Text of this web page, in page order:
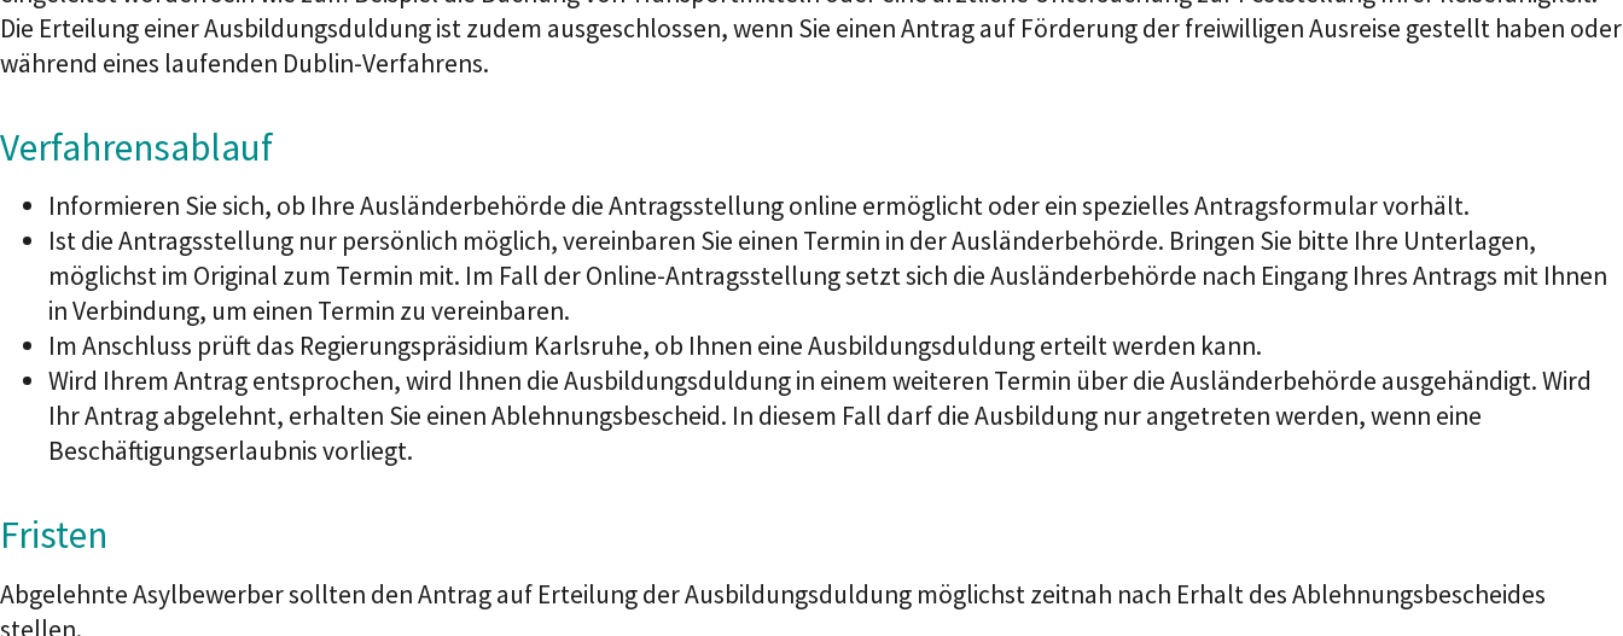
Die Erteilung einer Ausbildungsduldung ist zudem ausgeschlossen, wenn Sie einen Antrag auf Förderung der freiwilligen Ausreise gestellt haben oder
während eines laufenden Dublin-Verfahrens.
Verfahrensablauf
Informieren Sie sich, ob Ihre Ausländerbehörde die Antragsstellung online ermöglicht oder ein spezielles Antragsformular vorhält.
Ist die Antragsstellung nur persönlich möglich, vereinbaren Sie einen Termin in der Ausländerbehörde. Bringen Sie bitte Ihre Unterlagen,
möglichst im Original zum Termin mit. Im Fall der Online-Antragsstellung setzt sich die Ausländerbehörde nach Eingang Ihres Antrags mit Ihnen
in Verbindung, um einen Termin zu vereinbaren.
Im Anschluss prüft das Regierungspräsidium Karlsruhe, ob Ihnen eine Ausbildungsduldung erteilt werden kann.
Wird Ihrem Antrag entsprochen, wird Ihnen die Ausbildungsduldung in einem weiteren Termin über die Ausländerbehörde ausgehändigt. Wird
Ihr Antrag abgelehnt, erhalten Sie einen Ablehnungsbescheid. In diesem Fall darf die Ausbildung nur angetreten werden, wenn eine
Beschäftigungserlaubnis vorliegt.
Fristen
Abgelehnte Asylbewerber sollten den Antrag auf Erteilung der Ausbildungsduldung möglichst zeitnah nach Erhalt des Ablehnungsbescheides
stellen.